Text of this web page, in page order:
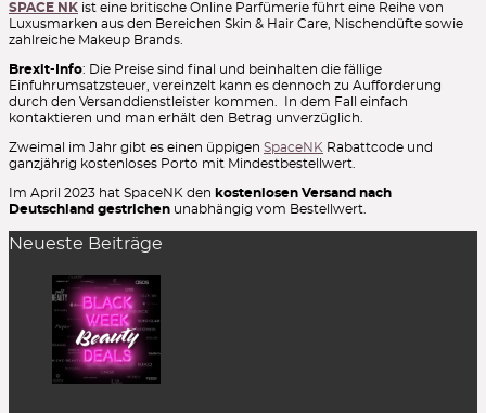
SPACE NK ist eine britische Online Parfümerie führt eine Reihe von
Luxusmarken aus den Bereichen Skin & Hair Care, Nischendüfte sowie
zahlreiche Makeup Brands.
Brexit-Info: Die Preise sind final und beinhalten die fällige
Einfuhrumsatzsteuer, vereinzelt kann es dennoch zu Aufforderung
durch den Versanddienstleister kommen. In dem Fall einfach
kontaktieren und man erhält den Betrag unverzüglich.
Zweimal im Jahr gibt es einen üppigen SpaceNK Rabattcode und
ganzjährig kostenloses Porto mit Mindestbestellwert.
Im April 2023 hat SpaceNK den kostenlosen Versand nach
Deutschland gestrichen unabhängig vom Bestellwert.
Neueste Beiträge